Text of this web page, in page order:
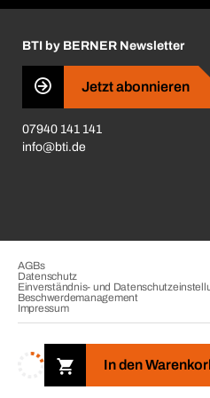
In den
Insektenschutzplaner
Haftungsausschluss
Qualitätsmanagement
Zertifikate
CVV-Liste
BTI by BERNER Newsletter
Jetzt abonnieren
07940 141 141
info@bti.de
Copyright © 2026. BTI
Rechte vorbehalten. Verkauf nur an
AGBs
Datenschutz
Einverständnis- und
Beschwerdemanagement
Impressum